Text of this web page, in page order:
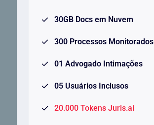
30GB Docs em Nuvem
300 Processos Monitorados
01 Advogado Intimações
05 Usuários Inclusos
20.000 Tokens Juris.ai